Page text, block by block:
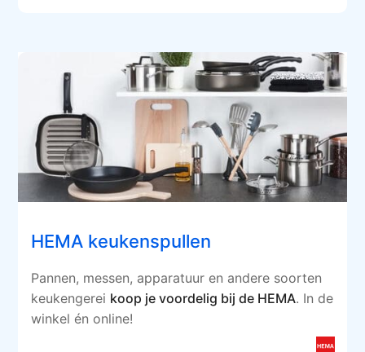
HEMA keukenspullen
Pannen, messen, apparatuur en andere soorten
keukengerei koop je voordelig bij de HEMA. In de
winkel én online!